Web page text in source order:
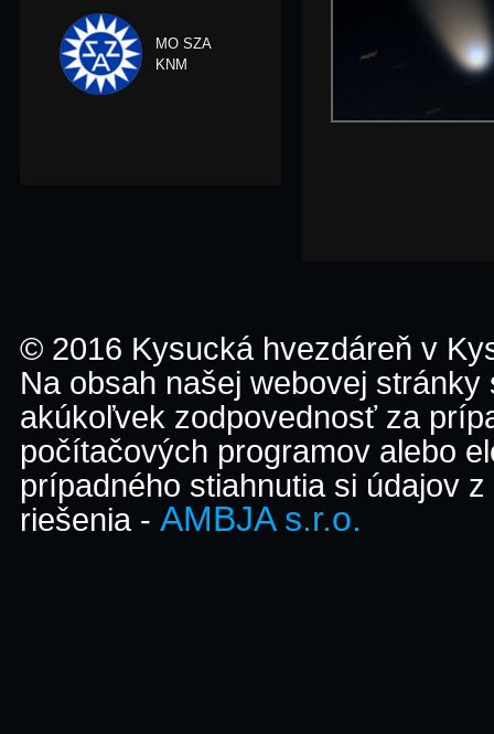
MO SZA
KNM
© 2016 Kysucká hvezdáreň v
Na obsah našej webovej
akúkoľvek zodpovednosť za
počítačových programov alebo
prípadného stiahnutia si údajov
riešenia - AMBJA s.r.o.